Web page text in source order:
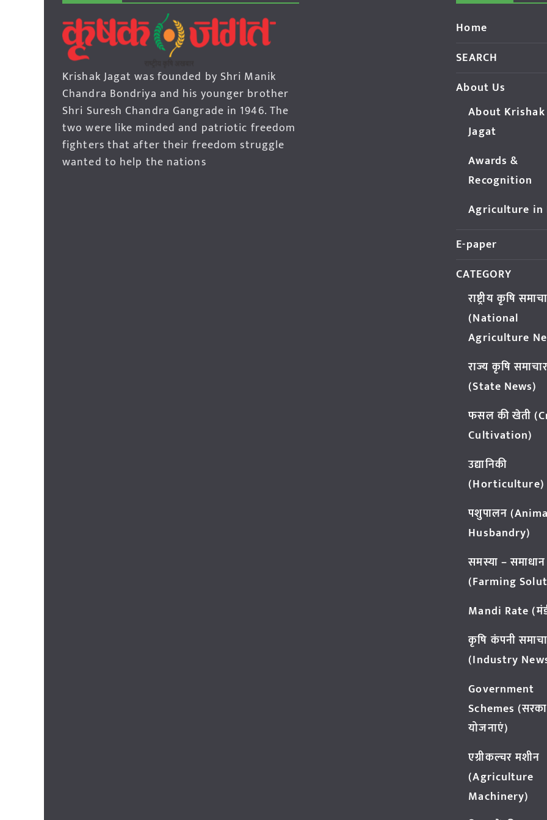
Krishak Jagat was founded by Shri Manik
Chandra Bondriya and his younger brother
Shri Suresh Chandra Gangrade in 1946. The
two were like minded and patriotic freedom
fighters that after their freedom struggle
wanted to help the nations
Home
SEARCH
About Us
About Krishak
Jagat
Awards &
Recognition
Agriculture in
E-paper
CATEGORY
राष्ट्रीय कृषि
(National
Agriculture
राज्य कृषि समाचार
(State News)
फसल की खेती
Cultivation)
उद्यानिकी
(Horticulture)
पशुपालन
Husbandry)
समस्या – समाधान
(Farming
Mandi Rate
कृषि कंपनी
(Industry
Government
Schemes
योजनाएं)
एग्रीकल्चर मशीन
(Agriculture
Machinery)